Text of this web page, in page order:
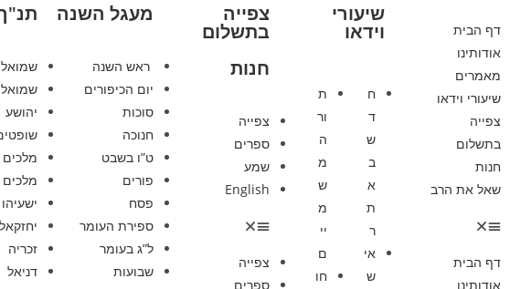
דף הבית
אודותינו
מאמרים
שיעורי וידאו
צפייה
בתשלום
חנות
שאל את הרב
דף הבית
אודותינו
שיעורי
וידאו
ח
ד
ש
ב
א
ת
ר
אי
ש
ת
ור
ה
מ
ש
מ
יי
ם
חו
צפייה
בתשלום
חנות
צפייה
ספרים
שמע
English
צפייה
ספרים
מעגל השנה
ראש השנה
יום הכיפורים
סוכות
חנוכה
ט”ו בשבט
פורים
פסח
ספירת העומר
ל”ג בעומר
שבועות
שמואל
שמואל
יהושע
מלכים
ישעיהו
יחזקאל
זכריה
דניאל